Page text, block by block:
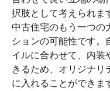
択肢として考えられま
中古住宅のもう一つの
ションの可能性です。
イルに合わせて、内装
きるため、オリジナリ
に入れることができま